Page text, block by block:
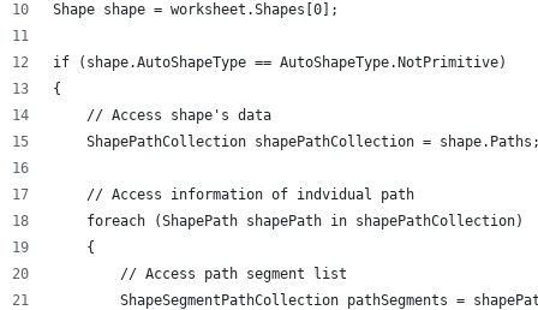
Shape shape = worksheet.Shapes[0];
if (shape.AutoShapeType == AutoShapeType.NotPrimitive)
{
    // Access shape's data
ShapePathCollection shapePathCollection =
    // Access information of indvidual path
    foreach (ShapePath shapePath in shapePathCollection)
    {
        // Access path segment list
ShapeSegmentPathCollection pathSegments =